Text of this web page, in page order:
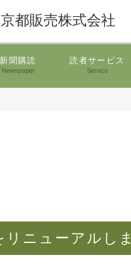
都販売株式会社
新聞購読
Newspaper
読者サービス
Service
リニューアルし